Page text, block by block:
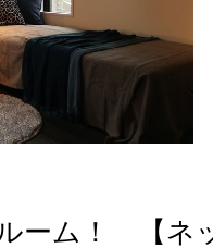
ーム！ 【ネ